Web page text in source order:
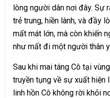
lòng người dân nơi đây. Sự
trẻ trung, hiền lành, và đầy
mất mát lớn, mà còn khiến
như mất đi một người thân
Sau khi mai táng Cô tại
truyền tụng về sự xuất hiện
linh hồn Cô không rời khỏi